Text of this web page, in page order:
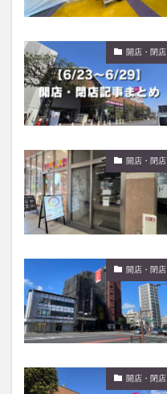
開店・閉店
開店・閉店
開店・閉店
開店・閉店